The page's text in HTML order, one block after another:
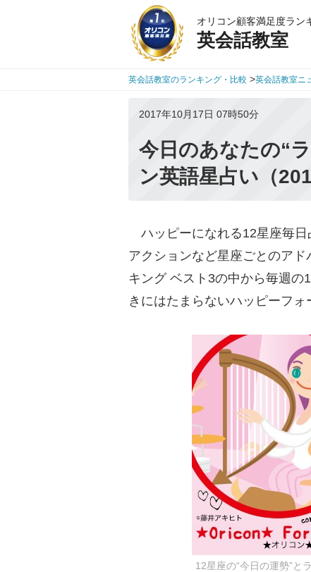
オリコン顧客満足度ラン
英会話教室
英会話教室のランキング・比較 >英会話教室ニ
2017年10月17日 07時50分
今日のあなたの“
ン英語星占い（
ハッピーになれる12星座毎日
アクションなど星座ごとのア
キング ベスト3の中から毎週の
きにはたまらないハッピーフォ
12星座の“今日の運勢”